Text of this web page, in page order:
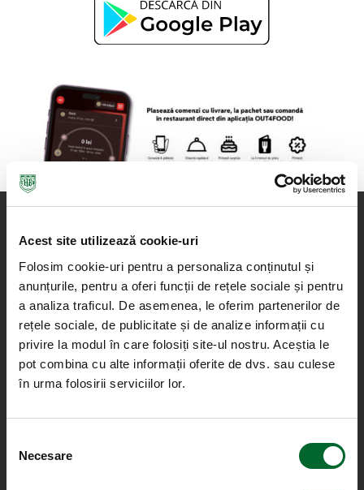
Acest site utilizează cookie-uri
Folosim cookie-uri pentru a personaliza conținutul și
anunțurile, pentru a oferi funcții de rețele sociale și pentru
a analiza traficul. De asemenea, le oferim partenerilor de
rețele sociale, de publicitate și de analize informații cu
privire la modul în care folosiți site-ul nostru. Aceștia le
pot combina cu alte informații oferite de dvs. sau culese
în urma folosirii serviciilor lor.
consimțământului
Necesare